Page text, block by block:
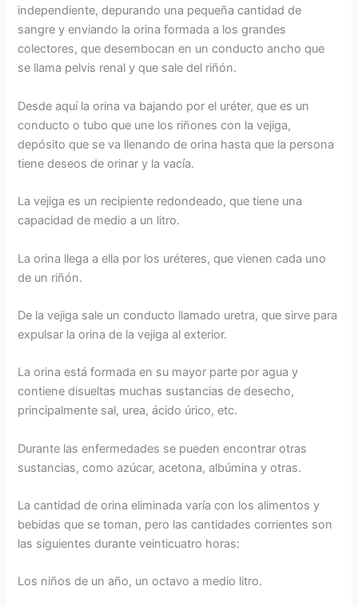
independiente, depurando una pequeña cantidad de
sangre y enviando la orina formada a los grandes
colectores, que desembocan en un conducto ancho que
se llama pelvis renal y que sale del riñón.
Desde aquí la orina va bajando por el uréter, que es un
conducto o tubo que une los riñones con la vejiga,
depósito que se va llenando de orina hasta que la persona
tiene deseos de orinar y la vacía.
La vejiga es un recipiente redondeado, que tiene una
capacidad de medio a un litro.
La orina llega a ella por los uréteres, que vienen cada uno
de un riñón.
De la vejiga sale un conducto llamado uretra, que sirve para
expulsar la orina de la vejiga al exterior.
La orina está formada en su mayor parte por agua y
contiene disueltas muchas sustancias de desecho,
principalmente sal, urea, ácido úrico, etc.
Durante las enfermedades se pueden encontrar otras
sustancias, como azúcar, acetona, albúmina y otras.
La cantidad de orina eliminada varía con los alimentos y
bebidas que se toman, pero las cantidades corrientes son
las siguientes durante veinticuatro horas:
Los niños de un año, un octavo a medio litro.